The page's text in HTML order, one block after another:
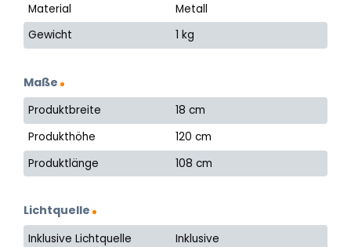
Material
Metall
Gewicht
1 kg
Maße
Produktbreite
18 cm
Produkthöhe
120 cm
Produktlänge
108 cm
Lichtquelle
Inklusive Lichtquelle
Inklusive